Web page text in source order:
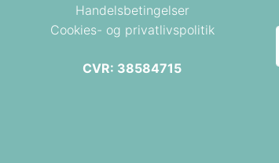
Handelsbetingelser
Cookies- og privatlivspolitik
CVR: 38584715